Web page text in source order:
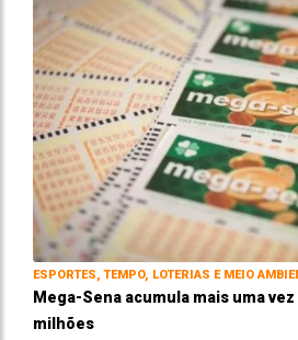
ESPORTES, TEMPO, LOTERIAS E MEIO
Mega-Sena acumula mais uma vez
milhões